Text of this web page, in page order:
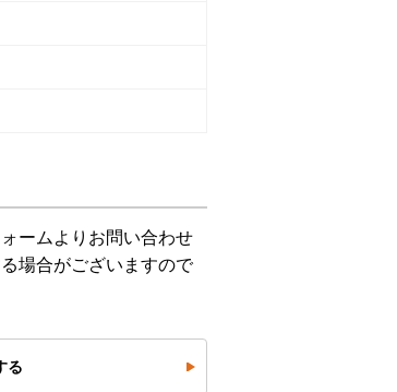
ームよりお問い合わせ
場合がございますので
る